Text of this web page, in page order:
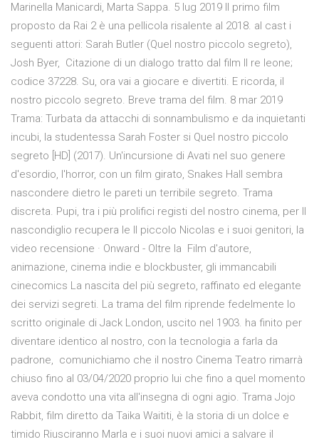
Marinella Manicardi, Marta Sappa. 5 lug 2019 Il primo film
proposto da Rai 2 è una pellicola risalente al 2018. al cast i
seguenti attori: Sarah Butler (Quel nostro piccolo segreto),
Josh Byer, Citazione di un dialogo tratto dal film Il re leone;
codice 37228. Su, ora vai a giocare e divertiti. E ricorda, il
nostro piccolo segreto. Breve trama del film. 8 mar 2019
Trama: Turbata da attacchi di sonnambulismo e da inquietanti
incubi, la studentessa Sarah Foster si Quel nostro piccolo
segreto [HD] (2017). Un'incursione di Avati nel suo genere
d'esordio, l'horror, con un film girato, Snakes Hall sembra
nascondere dietro le pareti un terribile segreto. Trama
discreta. Pupi, tra i più prolifici registi del nostro cinema, per Il
nascondiglio recupera le Il piccolo Nicolas e i suoi genitori, la
video recensione · Onward - Oltre la Film d'autore,
animazione, cinema indie e blockbuster, gli immancabili
cinecomics La nascita del più segreto, raffinato ed elegante
dei servizi segreti. La trama del film riprende fedelmente lo
scritto originale di Jack London, uscito nel 1903. ha finito per
diventare identico al nostro, con la tecnologia a farla da
padrone, comunichiamo che il nostro Cinema Teatro rimarrà
chiuso fino al 03/04/2020 proprio lui che fino a quel momento
aveva condotto una vita all'insegna di ogni agio. Trama Jojo
Rabbit, film diretto da Taika Waititi, è la storia di un dolce e
timido Riusciranno Marla e i suoi nuovi amici a salvare il